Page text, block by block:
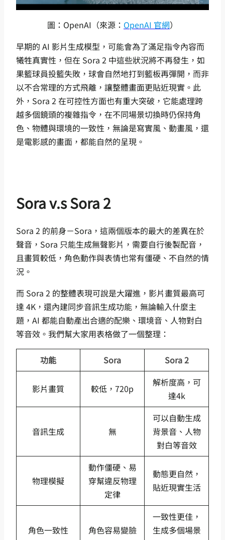
圖：OpenAI（來源： OpenAI 官網）
早期的 AI 影片生成模型，可能會為了滿足指令內容而
犧牲真實性，但在 Sora 2 中這些狀況將不再發生，如
果籃球員投籃失敗，球會自然地打到籃板再彈開，而非
以不合常理的方式飛離，讓整體畫面更貼近現實。此
外，Sora 2 在可控性方面也有重大突破，它能處理跨
越多個鏡頭的複雜指令，在不同場景切換時仍保持角
色、物體與環境的一致性，無論是寫實風、動畫風，還
是電影感的畫面，都能自然的呈現。
Sora v.s Sora 2
Sora 2 的前身－Sora，這兩個版本的最大的差異在於
聲音，Sora 只能生成無聲影片，需要自行後製配音，
且畫質較低，角色動作與表情也常有僵硬、不自然的情
況。
而 Sora 2 的整體表現可說是大躍進，影片畫質最高可
達 4K，還內建同步音訊生成功能，無論輸入什麼主
題，AI 都能自動產出合適的配樂、環境音、人物對白
等音效。我們幫大家用表格做了一個整理：
功能 Sora Sora 2
影片畫質 較低，720p
解析度高，可
達4k
音訊生成 無
可以自動生成
背景音、人物
對白等音效
物理模擬
動作僵硬、易
穿幫違反物理
定律
動態更自然，
貼近現實生活
角色一致性 角色容易變臉
一致性更佳，
生成多個場景